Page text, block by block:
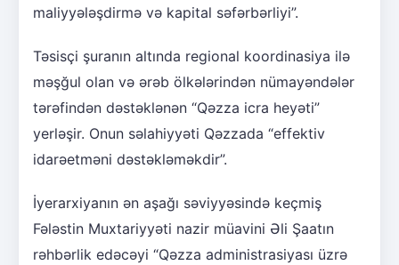
maliyyələşdirmə və kapital səfərbərliyi”.
Təsisçi şuranın altında regional koordinasiya ilə
məşğul olan və ərəb ölkələrindən nümayəndələr
tərəfindən dəstəklənən “Qəzza icra heyəti”
yerləşir. Onun səlahiyyəti Qəzzada “effektiv
idarəetməni dəstəkləməkdir”.
İyerarxiyanın ən aşağı səviyyəsində keçmiş
Fələstin Muxtariyyəti nazir müavini Əli Şaatın
rəhbərlik edəcəyi “Qəzza administrasiyası üzrə